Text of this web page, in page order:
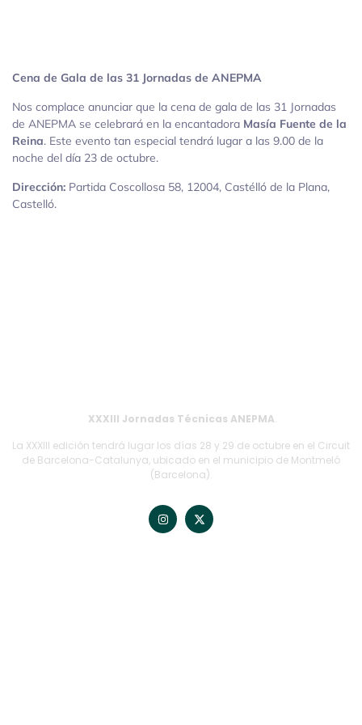
Cena de Gala de las 31 Jornadas de ANEPMA
Nos complace anunciar que la cena de gala de las 31 Jornadas
de ANEPMA se celebrará en la encantadora Masía Fuente de la
Reina. Este evento tan especial tendrá lugar a las 9.00 de la
noche del día 23 de octubre.
Dirección: Partida Coscollosa 58, 12004, Castélló de la Plana,
Castelló.
XXXIII Jornadas Técnicas ANEPMA.
La XXXIII edición tendrá lugar los días 28 y 29 de octubre en el Circuit
de Barcelona-Catalunya, ubicado en el municipio de Montmeló
(Barcelona).